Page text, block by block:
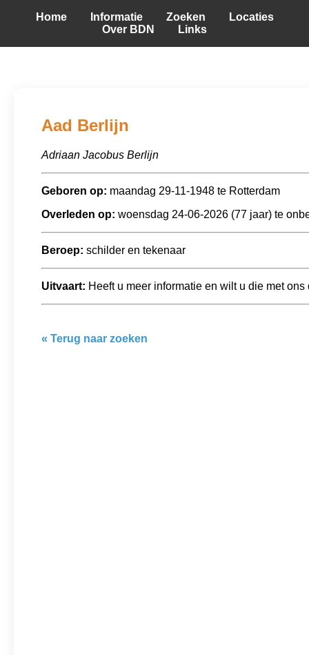
Home Informatie Zoeken
Locaties
Over BDN
Links
Aad Berlijn
Adriaan Jacobus Berlijn
Geboren op: maandag 29-11-1948 te Rotterdam
Overleden op: woensdag 24-06-2026 (77 jaar) te
Beroep: schilder en tekenaar
Uitvaart: Heeft u meer informatie en wilt u die met
« Terug naar zoeken